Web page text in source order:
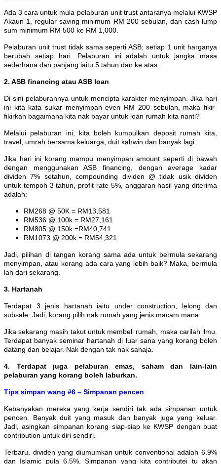
Ada 3 cara untuk mula pelaburan unit trust antaranya melalui KWSP
Akaun 1, regular saving minimum RM 200 sebulan, dan cash lump
sum minimum RM 500 ke RM 1,000.
Pelaburan unit trust tidak sama seperti ASB; setiap 1 unit harganya
berubah setiap hari. Pelaburan ini adalah untuk jangka masa
sederhana dan panjang iaitu 5 tahun dan ke atas.
2. ASB financing atau ASB loan
Di sini pelaburannya untuk mencipta karakter menyimpan. Jika hari
ini kita kata sukar menyimpan even RM 200 sebulan, maka fikir-
fikirkan bagaimana kita nak bayar untuk loan rumah kita nanti?
Melalui pelaburan ini, kita boleh kumpulkan deposit rumah kita,
travel, umrah bersama keluarga, duit kahwin dan banyak lagi.
Jika hari ini korang mampu menyimpan amount seperti di bawah
dengan menggunakan ASB financing, dengan average kadar
dividen 7% setahun, compounding dividen @ tidak usik dividen
untuk tempoh 3 tahun, profit rate 5%, anggaran hasil yang diterima
adalah:
RM268 @ 50K = RM13,581
RM536 @ 100k = RM27,161
RM805 @ 150k =RM40,741
RM1073 @ 200k = RM54,321
Jadi, pilihan di tangan korang sama ada untuk bermula sekarang
menyimpan, atau korang ada cara yang lebih baik? Maka, bermula
lah dari sekarang.
3. Hartanah
Terdapat 3 jenis hartanah iaitu under construction, lelong dan
subsale. Jadi, korang pilih nak rumah yang jenis macam mana.
Jika sekarang masih takut untuk membeli rumah, maka carilah ilmu.
Terdapat banyak seminar hartanah di luar sana yang korang boleh
datang dan belajar. Nak dengan tak nak sahaja.
4. Terdapat juga pelaburan emas, saham dan lain-lain
pelaburan yang korang boleh laburkan.
Tips simpan wang #6 – Simpanan pencen
Kebanyakan mereka yang kerja sendiri tak ada simpanan untuk
pencen. Banyak duit yang masuk dan banyak juga yang keluar.
Jadi, asingkan simpanan korang siap-siap ke KWSP dengan buat
contribution untuk diri sendiri.
Terbaru, dividen yang diumumkan untuk conventional adalah 6.9%
dan Islamic pula 6.5%. Simpanan yang kita contributei tu akan